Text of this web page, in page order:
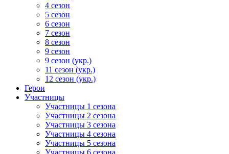
4 сезон
5 сезон
6 сезон
7 сезон
8 сезон
9 сезон
9 сезон (укр.)
11 сезон (укр.)
12 сезон (укр.)
Герои
Участницы
Участницы 1 сезона
Участницы 2 сезона
Участницы 3 сезона
Участницы 4 сезона
Участницы 5 сезона
Участницы 6 сезона